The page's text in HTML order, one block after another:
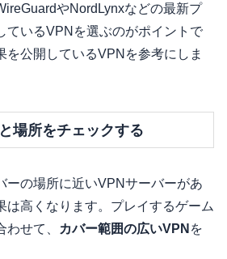
やNordLynxなどの最新プ
ているVPNを選ぶのがポイントで
を公開しているVPNを参考にしま
場所をチェックする
ーの場所に近いVPNサーバーがあ
は高くなります。プレイするゲーム
せて、
カバー範囲の広いVPN を